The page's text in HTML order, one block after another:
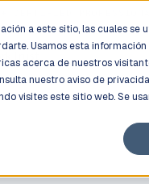
a este sitio, las cuales
Usamos esta
acerca de nuestros
nuestro aviso de
visites este sitio web. Se